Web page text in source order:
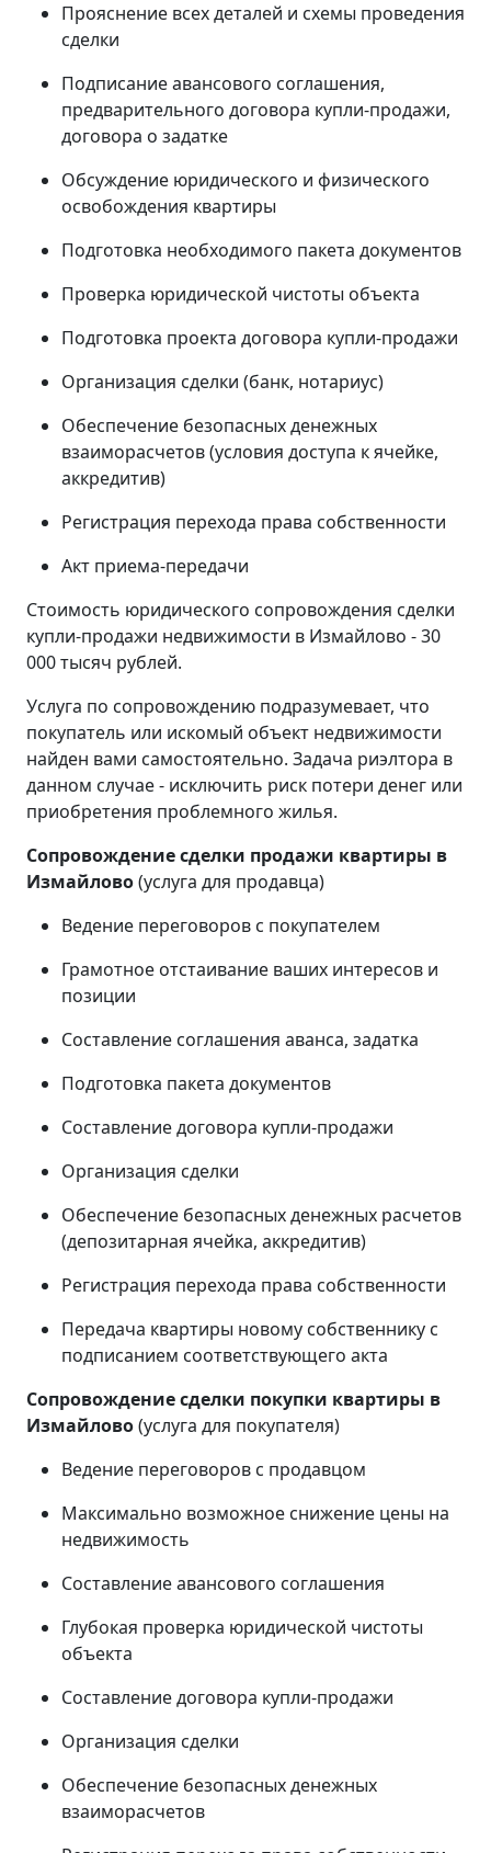
Прояснение всех деталей и схемы проведения
сделки
Подписание авансового соглашения,
предварительного договора купли-продажи,
договора о задатке
Обсуждение юридического и физического
освобождения квартиры
Подготовка необходимого пакета документов
Проверка юридической чистоты объекта
Подготовка проекта договора купли-продажи
Организация сделки (банк, нотариус)
Обеспечение безопасных денежных
взаиморасчетов (условия доступа к ячейке,
аккредитив)
Регистрация перехода права собственности
Акт приема-передачи
Стоимость юридического сопровождения сделки
купли-продажи недвижимости в Измайлово - 30
000 тысяч рублей.
Услуга по сопровождению подразумевает, что
покупатель или искомый объект недвижимости
найден вами самостоятельно. Задача риэлтора в
данном случае - исключить риск потери денег или
приобретения проблемного жилья.
Сопровождение сделки продажи квартиры в
Измайлово(услуга для продавца)
Ведение переговоров с покупателем
Грамотное отстаивание ваших интересов и
позиции
Составление соглашения аванса, задатка
Подготовка пакета документов
Составление договора купли-продажи
Организация сделки
Обеспечение безопасных денежных расчетов
(депозитарная ячейка, аккредитив)
Регистрация перехода права собственности
Передача квартиры новому собственнику с
подписанием соответствующего акта
Сопровождение сделки покупки квартиры в
Измайлово(услуга для покупателя)
Ведение переговоров с продавцом
Максимально возможное снижение цены на
недвижимость
Составление авансового соглашения
Глубокая проверка юридической чистоты
объекта
Составление договора купли-продажи
Организация сделки
Обеспечение безопасных денежных
взаиморасчетов